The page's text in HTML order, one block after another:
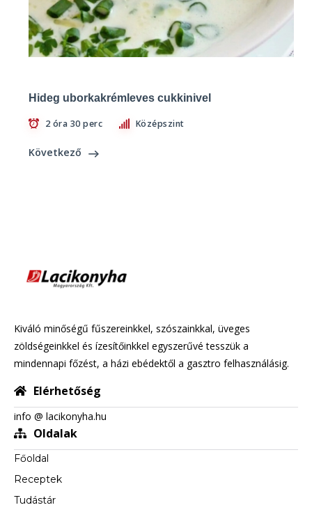
Hideg uborkakrémleves cukkinivel
2 óra 30 perc Középszint
Következő
Kiváló minőségű fűszereinkkel, szószainkkal, üveges
zöldségeinkkel és ízesítőinkkel egyszerűvé tesszük a
mindennapi főzést, a házi ebédektől a gasztro felhasználásig.
Elérhetőség
info @ lacikonyha.hu
Oldalak
Főoldal
Receptek
Tudástár